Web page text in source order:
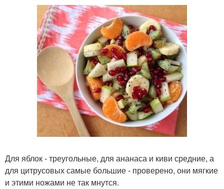
Для яблок - треугольные, для ананаса и киви средние, а
для цитрусовых самые большие - проверено, они мягкие
и этими ножами не так мнутся.